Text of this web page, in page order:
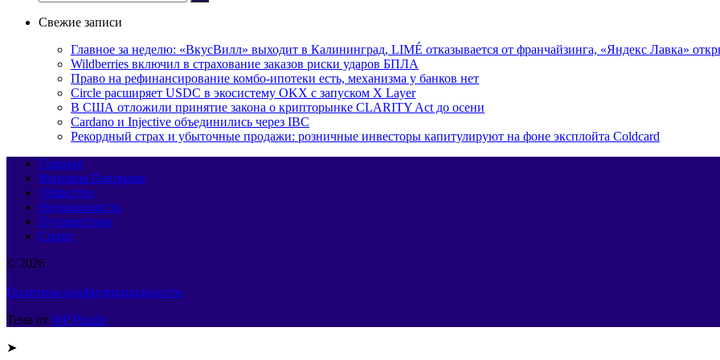
Свежие записи
Главное за неделю: «ВкусВилл» выходит в Калининград, LIMÉ отказывается от франчайзинга, «Яндекс Лавка»
Wildberries включил в страхование заказов риски ударов БПЛА
Право на рефинансирование комбо-ипотеки есть, механизма у банков нет
Circle расширяет USDC в экосистему OKX с запуском X Layer
В США отложили принятие закона о крипторынке CLARITY Act до осени
Cardano и Injective объединились через IBC
Рекордный страх и убыточные продажи: розничные инвесторы капитулируют на фоне эксплойта Coldcard
Главная
Мировая Панорама
Общество
Недвижимость
Путешествия
Спорт
© 2026
Политика конфиденциальности
Тема от WP Puzzle
➤